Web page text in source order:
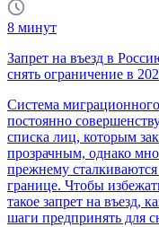
8 минут
Запрет на въезд в
снять ограничение в
Система
постоянно
списка лиц, которым
прозрачным, однако
прежнему
границе. Чтобы
такое запрет на въезд,
шаги предпринять для